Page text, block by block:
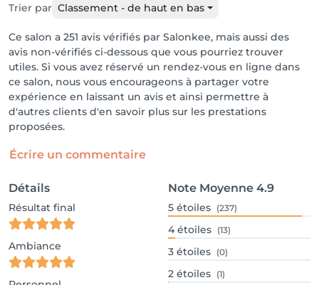
Trier par Classement - de haut en bas
Ce salon a 251 avis vérifiés par Salonkee, mais aussi des
avis non-vérifiés ci-dessous que vous pourriez trouver
utiles. Si vous avez réservé un rendez-vous en ligne dans
ce salon, nous vous encourageons à partager votre
expérience en laissant un avis et ainsi permettre à
d'autres clients d'en savoir plus sur les prestations
proposées.
Écrire un commentaire
Détails
Résultat final
Ambiance
Note Moyenne 4.9
5 étoiles (237)
4 étoiles (13)
3 étoiles (0)
2 étoiles (1)